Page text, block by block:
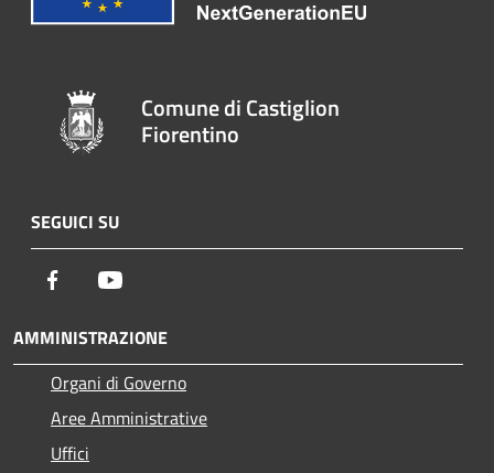
Comune di Castiglion
Fiorentino
SEGUICI SU
Facebook
AMMINISTRAZIONE
Organi di Governo
Aree Amministrative
Uffici